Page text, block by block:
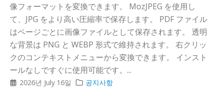
像フォーマットを変換できます。 MozJPEG を使用し
て、JPG をより高い圧縮率で保存します。 PDF ファイル
はページごとに画像ファイルとして保存されます。 透明
な背景は PNG と WEBP 形式で維持されます。 右クリッ
クのコンテキストメニューから変換できます。 インスト
ールなしですぐに使用可能です。...
2026년 July 16일
공지사항